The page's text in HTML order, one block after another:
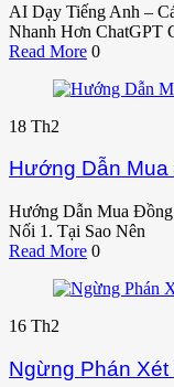
AI Dạy Tiếng Anh –
Nhanh Hơn ChatGPT
Read More 0
18 Th2
Hướng Dẫn
Hướng Dẫn Mua
Nối 1. Tại Sao Nên
Read More 0
16 Th2
Ngừng Phán Xét